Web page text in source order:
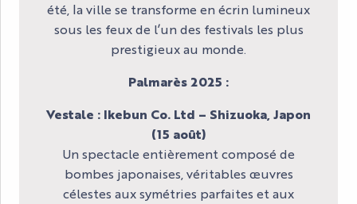
été, la ville se transforme en écrin lumineux
sous les feux de l’un des festivals les plus
prestigieux au monde.
Palmarès 2025 :
Vestale : Ikebun Co. Ltd – Shizuoka, Japon
(15 août)
Un spectacle entièrement composé de
bombes japonaises, véritables œuvres
célestes aux symétries parfaites et aux